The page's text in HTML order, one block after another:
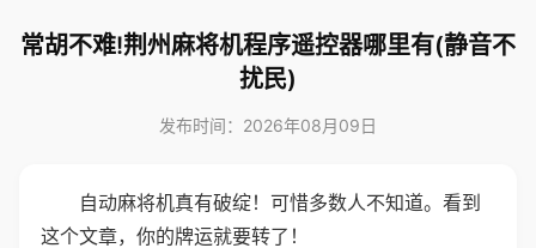
常胡不难!荆州麻将机程序遥控器哪里有(静音不
扰民)
发布时间：2026年08月09日
自动麻将机真有破绽！可惜多数人不知道。看到
这个文章，你的牌运就要转了！